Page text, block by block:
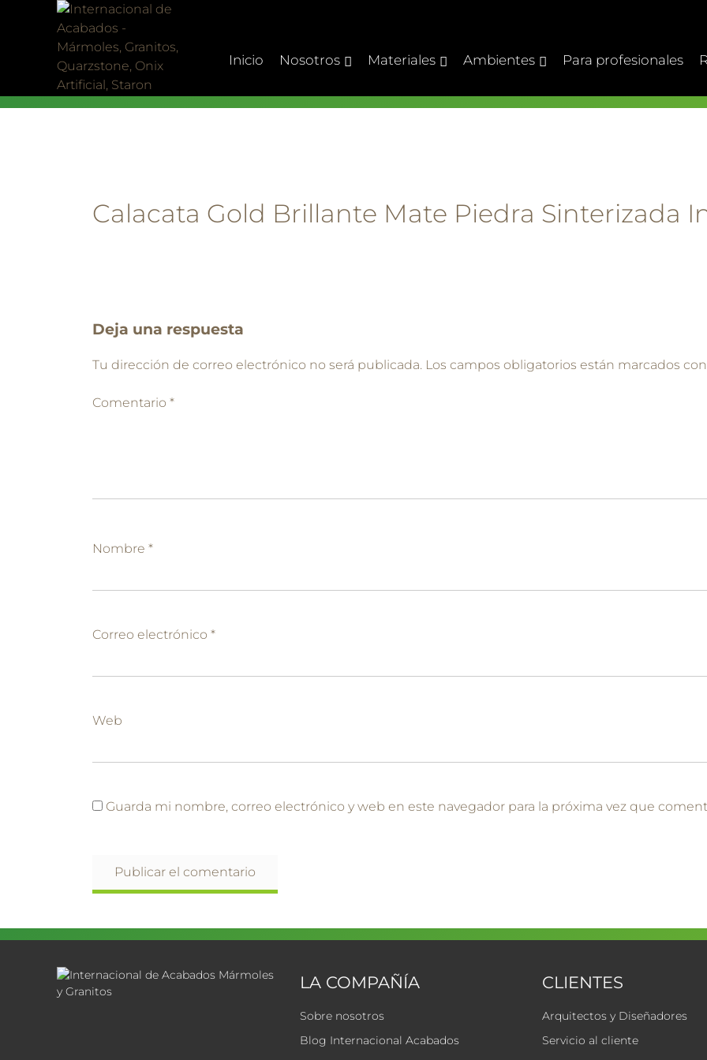
Inicio Nosotros Materiales Ambientes Para profesionales
Calacata Gold Brillante Mate Piedra Sinterizada
Deja una respuesta
Tu dirección de correo electrónico no será publicada. Los campos obligatorios están marcados
Comentario *
Nombre *
Correo electrónico *
Web
Guarda mi nombre, correo electrónico y web en este navegador para la próxima vez que
LA COMPAÑÍA
Sobre nosotros
Blog Internacional Acabados
CLIENTES
Arquitectos y Diseñadores
Servicio al cliente